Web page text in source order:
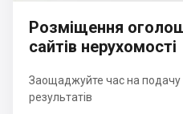
Розміщення
сайтів нерухомості
Заощаджуйте час на подачу
результатів